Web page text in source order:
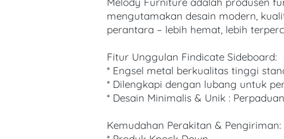
mengutamakan desain modern,
perantara – lebih hemat, lebih
Fitur Unggulan Findicate Sideboard:
* Engsel metal berkualitas tinggi
* Dilengkapi dengan lubang untuk
* Desain Minimalis & Unik :
Kemudahan Perakitan & Pengiriman: